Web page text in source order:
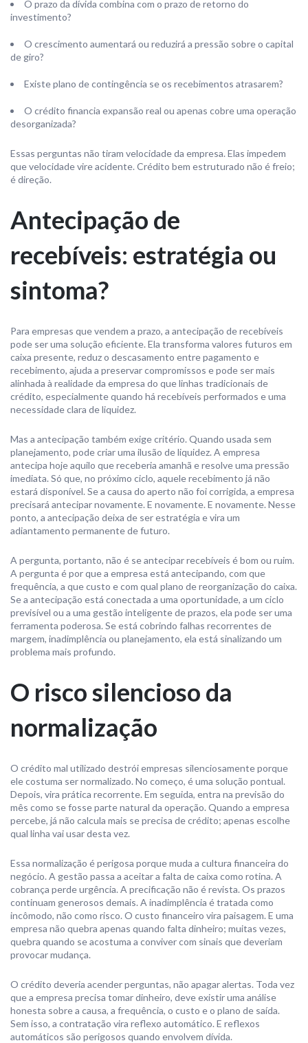
O prazo da dívida combina com o prazo de retorno do
investimento?
O crescimento aumentará ou reduzirá a pressão sobre o capital
de giro?
Existe plano de contingência se os recebimentos atrasarem?
O crédito financia expansão real ou apenas cobre uma operação
desorganizada?
Essas perguntas não tiram velocidade da empresa. Elas impedem
que velocidade vire acidente. Crédito bem estruturado não é freio;
é direção.
Antecipação de
recebíveis: estratégia ou
sintoma?
Para empresas que vendem a prazo, a antecipação de recebíveis
pode ser uma solução eficiente. Ela transforma valores futuros em
caixa presente, reduz o descasamento entre pagamento e
recebimento, ajuda a preservar compromissos e pode ser mais
alinhada à realidade da empresa do que linhas tradicionais de
crédito, especialmente quando há recebíveis performados e uma
necessidade clara de liquidez.
Mas a antecipação também exige critério. Quando usada sem
planejamento, pode criar uma ilusão de liquidez. A empresa
antecipa hoje aquilo que receberia amanhã e resolve uma pressão
imediata. Só que, no próximo ciclo, aquele recebimento já não
estará disponível. Se a causa do aperto não foi corrigida, a empresa
precisará antecipar novamente. E novamente. E novamente. Nesse
ponto, a antecipação deixa de ser estratégia e vira um
adiantamento permanente de futuro.
A pergunta, portanto, não é se antecipar recebíveis é bom ou ruim.
A pergunta é por que a empresa está antecipando, com que
frequência, a que custo e com qual plano de reorganização do caixa.
Se a antecipação está conectada a uma oportunidade, a um ciclo
previsível ou a uma gestão inteligente de prazos, ela pode ser uma
ferramenta poderosa. Se está cobrindo falhas recorrentes de
margem, inadimplência ou planejamento, ela está sinalizando um
problema mais profundo.
O risco silencioso da
normalização
O crédito mal utilizado destrói empresas silenciosamente porque
ele costuma ser normalizado. No começo, é uma solução pontual.
Depois, vira prática recorrente. Em seguida, entra na previsão do
mês como se fosse parte natural da operação. Quando a empresa
percebe, já não calcula mais se precisa de crédito; apenas escolhe
qual linha vai usar desta vez.
Essa normalização é perigosa porque muda a cultura financeira do
negócio. A gestão passa a aceitar a falta de caixa como rotina. A
cobrança perde urgência. A precificação não é revista. Os prazos
continuam generosos demais. A inadimplência é tratada como
incômodo, não como risco. O custo financeiro vira paisagem. E uma
empresa não quebra apenas quando falta dinheiro; muitas vezes,
quebra quando se acostuma a conviver com sinais que deveriam
provocar mudança.
O crédito deveria acender perguntas, não apagar alertas. Toda vez
que a empresa precisa tomar dinheiro, deve existir uma análise
honesta sobre a causa, a frequência, o custo e o plano de saída.
Sem isso, a contratação vira reflexo automático. E reflexos
automáticos são perigosos quando envolvem dívida.